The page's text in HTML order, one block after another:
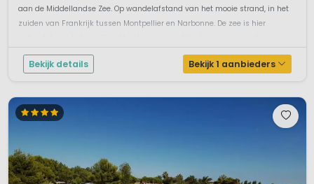
aan de Middellandse Zee. Op wandelafstand van het mooie strand, in het
zuiden van Frankrijk tussen Montpellier en Narbonne. De zee is hier
Bekijk details Bekijk 1 aanbieders